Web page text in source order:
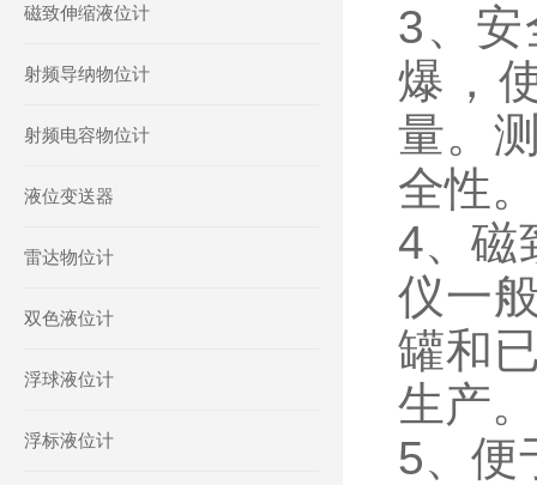
磁致伸缩液位计
射频导纳物位计
射频电容物位计
液位变送器
雷达物位计
双色液位计
浮球液位计
浮标液位计
3、
爆，
量。
全性。
4、磁
仪一
罐和
生产。
5、便